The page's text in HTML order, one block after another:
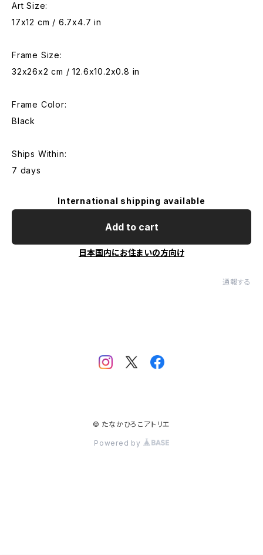
Art Size:
17x12 cm / 6.7x4.7 in
Frame Size:
32x26x2 cm / 12.6x10.2x0.8 in
Frame Color:
Black
Ships Within:
7 days
International shipping available
Add to cart
日本国内にお住まいの方向け
通報する
© たなかひろこアトリエ
Powered by